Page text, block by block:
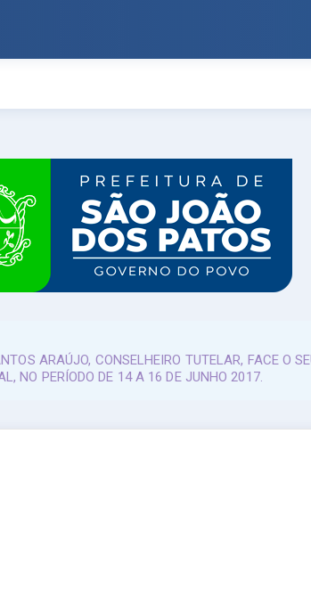
ARAÚJO, CONSELHEIRO TUTELAR, FACE O
NO PERÍODO DE 14 A 16 DE JUNHO 2017.